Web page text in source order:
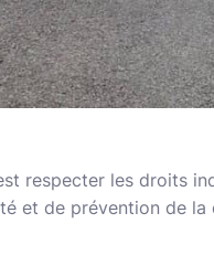
respecter les droits
et de prévention de